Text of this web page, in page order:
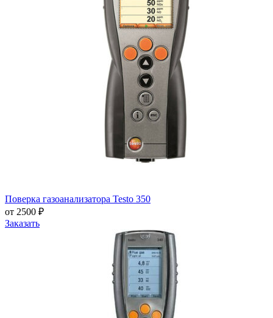
Поверка газоанализатора Testo 350
от 2500 ₽
Заказать